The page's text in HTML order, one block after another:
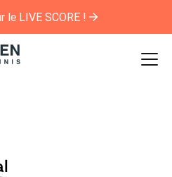
le LIVE SCORE !